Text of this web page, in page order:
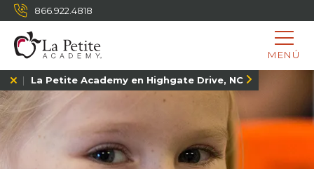
866.922.4818
MENÚ
La Petite Academy en Highgate Drive, NC